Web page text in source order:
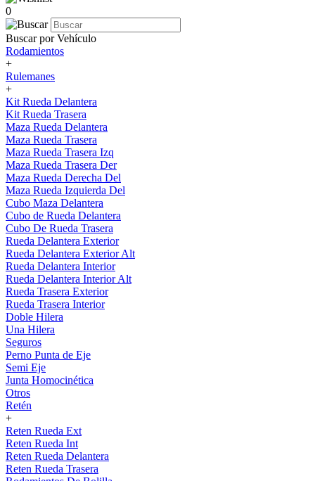
0
Buscar por Vehículo
Rodamientos
+
Rulemanes
+
Kit Rueda Delantera
Kit Rueda Trasera
Maza Rueda Delantera
Maza Rueda Trasera
Maza Rueda Trasera Izq
Maza Rueda Trasera Der
Maza Rueda Derecha Del
Maza Rueda Izquierda Del
Cubo Maza Delantera
Cubo de Rueda Delantera
Cubo De Rueda Trasera
Rueda Delantera Exterior
Rueda Delantera Exterior Alt
Rueda Delantera Interior
Rueda Delantera Interior Alt
Rueda Trasera Exterior
Rueda Trasera Interior
Doble Hilera
Una Hilera
Seguros
Perno Punta de Eje
Semi Eje
Junta Homocinética
Otros
Retén
+
Reten Rueda Ext
Reten Rueda Int
Reten Rueda Delantera
Reten Rueda Trasera